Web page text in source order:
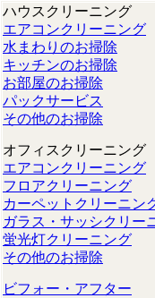
ハウスクリーニング
エアコンクリーニング
水まわりのお掃除
キッチンのお掃除
お部屋のお掃除
パックサービス
その他のお掃除
オフィスクリーニング
エアコンクリーニング
フロアクリーニング
カーペットクリーニン
ガラス・サッシクリー
蛍光灯クリーニング
その他のお掃除
ビフォー・アフター